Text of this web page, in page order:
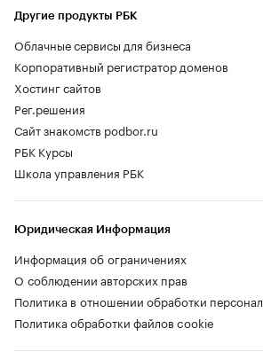
Другие продукты РБК
Облачные сервисы для бизнеса
Корпоративный регистратор доменов
Хостинг сайтов
Рег.решения
Сайт знакомств podbor.ru
РБК Курсы
Школа управления РБК
Юридическая Информация
Информация об ограничениях
О соблюдении авторских прав
Политика в отношении обработки
Политика обработки файлов cookie